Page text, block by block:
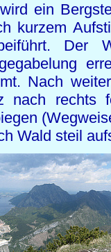
ein
kurzem
Der
Nach
nach rechts
Wald steil